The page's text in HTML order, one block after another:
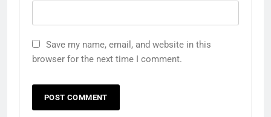
Save my name, email, and website in this
browser for the next time I comment.